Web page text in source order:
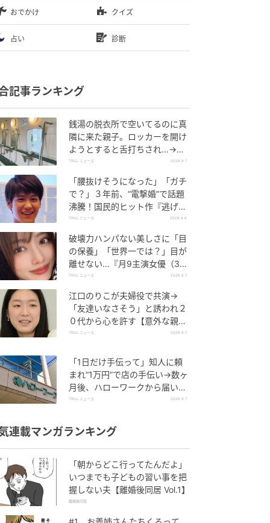
おでかけ クイズ
占い 診断
記事ランキング
銭湯の脱衣所で空いてるのに真
隣に来た親子。ロッカーを開け
ようとすると舌打ちされ…→直
後、娘の放った“純粋な一言”に
TRILL ニュース 2026.8.7
「腰抜けそうになった」「ガチ
で？」３年前、“電撃婚”で話題
沸騰！国民的ヒット作『逃げ
恥』で異彩放った【国宝級イケ
TRILL ニュース 2026.8.6
破壊力ハンパない美しさに「目
の保養」「世界一では？」目が
離せない…『月9主演女優（34
歳）』“極上”美ショットがすご
TRILL ニュース 2026.8.7
江口のりこが夫婦役で共演→
「友達いなさそう」と誘われ２
０代から心を許す【意外な親友
芸人】とは？
TRILL ニュース 2026.8.7
「1日だけ手伝って」知人に頼
まれ“1万円”で店の手伝い→数ヶ
月後、ハローワークから届いた
電話に50代女性が“青ざめたワ
TRILL ニュース 2026.8.7
連載マンガランキング
「朝からどこ行ってたんだよ」
いつまでも子どもの習い事を把
握しない夫【離婚後同居 Vol.1】
離婚後同居